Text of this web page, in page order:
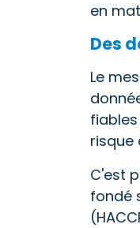
en
Des
Le
risque
C'est
fondé